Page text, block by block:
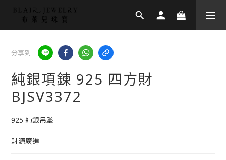
分享到
純銀項鍊 925 四方財
BJSV3372
925 純銀吊墜
財源廣進